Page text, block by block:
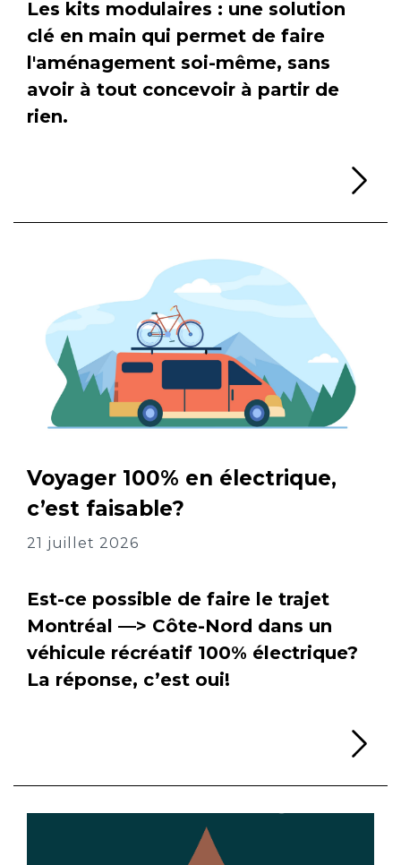
Les kits modulaires : une solution
clé en main qui permet de faire
l'aménagement soi-même, sans
avoir à tout concevoir à partir de
rien.
Voyager 100% en électrique,
c’est faisable?
21 juillet 2026
Est-ce possible de faire le trajet
Montréal —> Côte-Nord dans un
véhicule récréatif 100% électrique?
La réponse, c’est oui!